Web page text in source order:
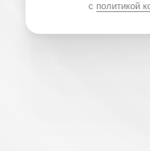
с политикой